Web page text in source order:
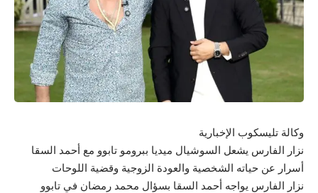
وكالة تليسكوب الإخبارية
نزار الفارس يشعل السوشيال ميديا ببرومو تابوو مع أحمد السقا
أسرار عن حياته الشخصية والعودة الزوجية وقضية اللوحات
نزار الفارس يواجه أحمد السقا بسؤال محمد رمضان في تابوو